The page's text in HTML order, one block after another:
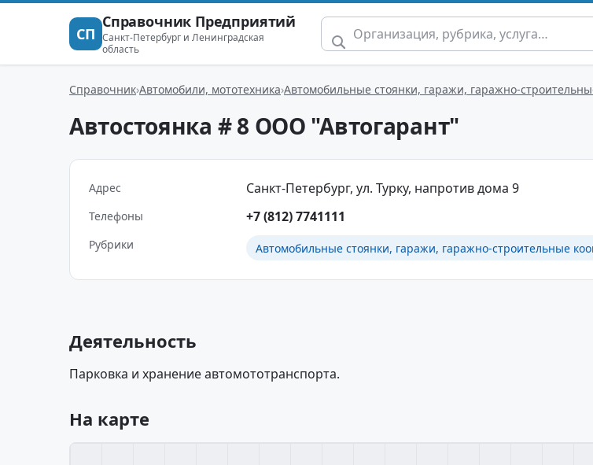
СП
Справочник Предприятий
Санкт-Петербург и Ленинградская
область
Справочник Автомобили, мототехника Автомобильные стоянки, гаражи, гаражно-
Автостоянка # 8 ООО "Автогарант"
Адрес Санкт-Петербург, ул. Турку, напротив дома 9
Телефоны +7 (812) 7741111
Рубрики Автомобильные стоянки, гаражи, гаражно-строительные
Деятельность
Парковка и хранение автомототранспорта.
На карте